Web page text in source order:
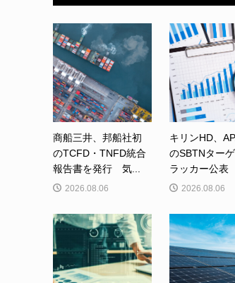
商船三井、邦船社初
のTCFD・TNFD統合
報告書を発行 気...
2026.08.06
キリンHD、
のSBTNター
ラッカー公
2026.08.06